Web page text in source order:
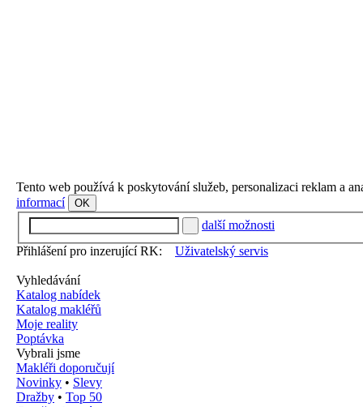
Tento web používá k poskytování služeb, personalizaci reklam a
informací
OK
další možnosti
Přihlášení pro inzerující RK:
Uživatelský servis
Vyhledávání
Katalog nabídek
Katalog makléřů
Moje reality
Poptávka
Vybrali jsme
Makléři doporučují
Novinky • Slevy
Dražby • Top 50